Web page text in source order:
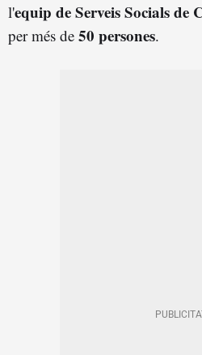
l'equip de Serveis Socials de
per més de 50 persones.